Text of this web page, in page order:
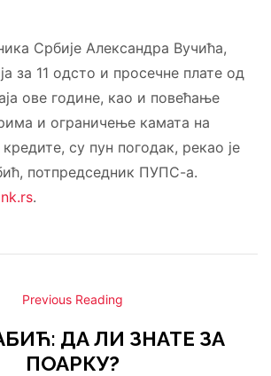
Србије Александра Вучића,
за 11 одсто и просечне плате од
ове године, као и повећање
и ограничење камата на
су пун погодак, рекао је
потпредседник ПУПС-а.
.
Previous Reading
ДА ЛИ ЗНАТЕ ЗА
ПОАРКУ?